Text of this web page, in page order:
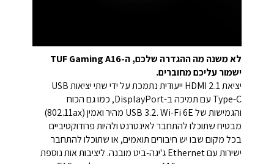
לא משנה מה ההגדרה שלכם, ה-TUF Gaming A16
ישמור עליכם מחוברים.
יציאת HDMI 2.1 ייעודית נתמכת על ידי שתי יציאות USB
Type-C עם תמיכה ב-DisplayPort, כמו גם הכוח
והגמישות של USB 3.2. Wi-Fi 6E מהיר ואמין (802.11ax)
מבטיח שתוכלו להתחבר לאינטרנט ולהיות פרודוקטיביים
בכל מקום שבו יש חיבורים תואמים, או שתוכלו להתחבר
ישירות עם Ethernet ג'יגה-ביט מובנה. ליציבות אות נוספת